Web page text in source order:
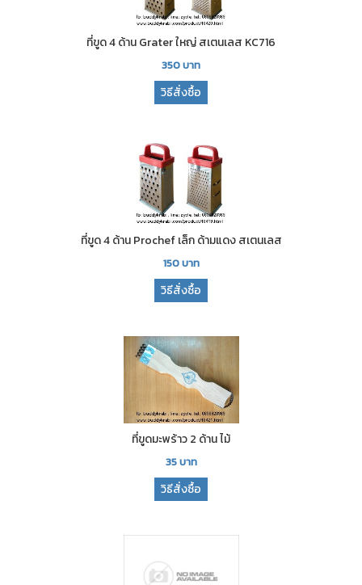
ที่ขูด 4 ด้าน Grater ใหญ่ สเตนเลส KC716
350บาท
วิธีสั่งซื้อ
ที่ขูด 4 ด้าน Prochef เล็ก ด้ามแดง สเตนเลส
150บาท
วิธีสั่งซื้อ
ที่ขูดมะพร้าว 2 ด้าน ไม้
35บาท
วิธีสั่งซื้อ